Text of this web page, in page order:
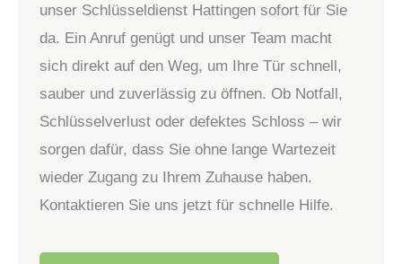
unser Schlüsseldienst Hattingen sofort für Sie
da. Ein Anruf genügt und unser Team macht
sich direkt auf den Weg, um Ihre Tür schnell,
sauber und zuverlässig zu öffnen. Ob Notfall,
Schlüsselverlust oder defektes Schloss – wir
sorgen dafür, dass Sie ohne lange Wartezeit
wieder Zugang zu Ihrem Zuhause haben.
Kontaktieren Sie uns jetzt für schnelle Hilfe.